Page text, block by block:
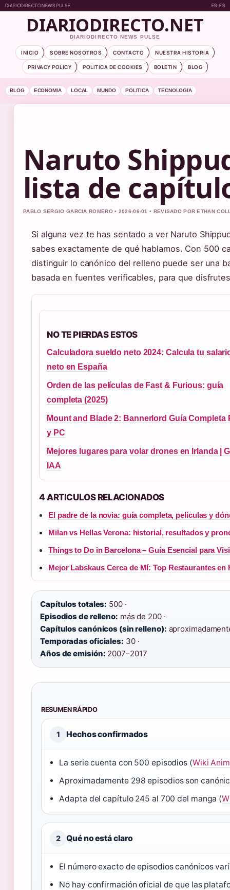
DIARIODIRECTO NEWS PULSE ES-ES
DIARIODIRECTO.NET
DIARIODIRECTO NEWS PULSE
INICIO SOBRE NOSOTROS CONTACTO
NUESTRA HISTORIA
PRIVACY POLICY
POLITICA DE COOKIES BOLETIN BLOG
BLOG ECONOMIA LOCAL MUNDO POLITICA TECNOLOGIA
Naruto
lista de
PABLO SERGIO GARCIA ROMERO • 2026-06-01 • REVISADO POR ETHAN
Si alguna vez te has sentado a ver Naruto
sabes exactamente de qué hablamos. Con 500
distinguir lo canónico del relleno puede ser una
basada en fuentes verificables, para que
NO TE PIERDAS ESTOS
Calculadora sueldo neto 2024: Calcula tu
neto en España
Orden de las películas de Fast & Furious: guía
completa (2025)
Mount and Blade 2: Bannerlord Guía Completa
y PC
Mejores lugares para volar drones en Irlanda |
IAA
4 ARTICULOS RELACIONADOS
El padre de la novia: guía completa, películas y
Milan vs Hellas Verona: historial, resultados y
Things to Do in Barcelona – Guía Esencial para
Mejor Labskaus Cerca de Mí: Top Restaurantes en
Capítulos totales: 500 ·
Episodios de relleno: más de 200 ·
Capítulos canónicos (sin relleno):
Temporadas oficiales: 30 ·
Años de emisión: 2007–2017
RESUMEN RÁPIDO
1 Hechos confirmados
La serie cuenta con 500 episodios (Wiki
Aproximadamente 298 episodios son
Adapta del capítulo 245 al 700 del manga (
2 Qué no está claro
El número exacto de episodios canónicos
No hay confirmación oficial de que las